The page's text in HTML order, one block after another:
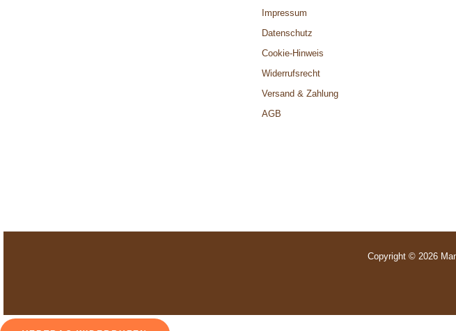
Impressum
Datenschutz
Cookie-Hinweis
Widerrufsrecht
Versand & Zahlung
AGB
Copyright © 2026